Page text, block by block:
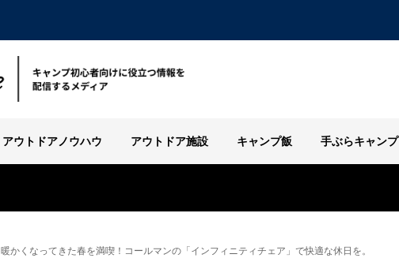
アウトドアノウハウ アウトドア施設 キャンプ飯 手ぶらキャンプ
暖かくなってきた春を満喫！コールマンの「インフィニティチェア」で快適な休日を。